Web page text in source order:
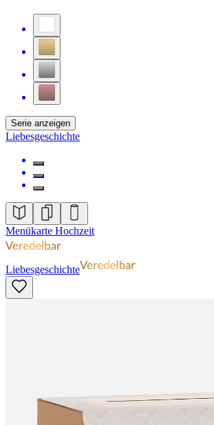
Serie anzeigen
Liebesgeschichte
Menükarte Hochzeit
Liebesgeschichte